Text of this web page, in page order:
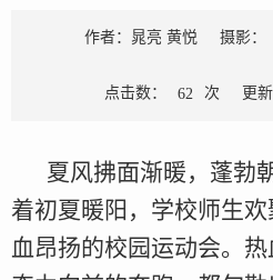
作者：晁亮 黄悦 摄影：
点击数： 62 次 更
夏风拂面渐暖，蓬勃
着初夏暖阳，学校师生
血昂扬的校园运动会。